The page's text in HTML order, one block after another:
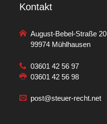
Kontakt
August-Bebel-Straße 20
99974 Mühlhausen
03601 42 56 97
03601 42 56 98
post@steuer-recht.net